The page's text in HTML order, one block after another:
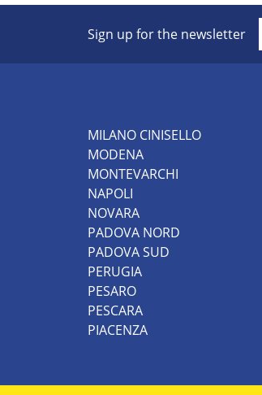
Sign up for the newsletter
MILANO CINISELLO
MODENA
MONTEVARCHI
NAPOLI
NOVARA
PADOVA NORD
PADOVA SUD
PERUGIA
PESARO
PESCARA
PIACENZA